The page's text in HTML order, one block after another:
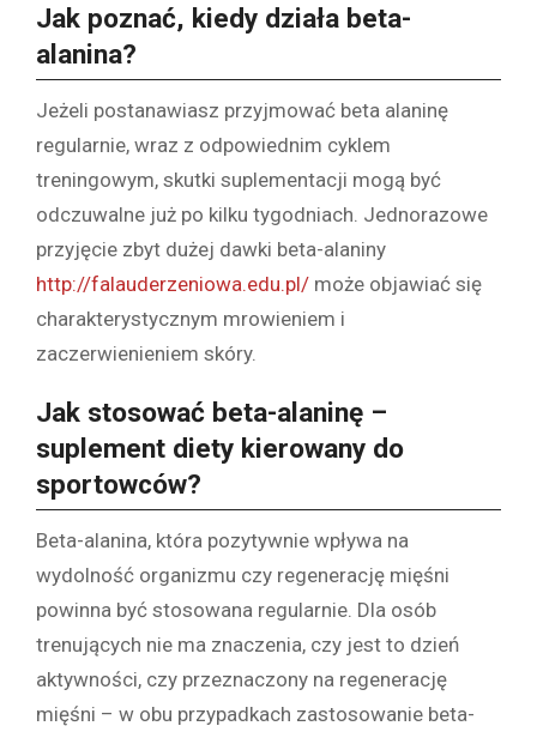
Jak poznać, kiedy działa beta-
alanina?
Jeżeli postanawiasz przyjmować beta alaninę
regularnie, wraz z odpowiednim cyklem
treningowym, skutki suplementacji mogą być
odczuwalne już po kilku tygodniach. Jednorazowe
przyjęcie zbyt dużej dawki beta-alaniny
http://falauderzeniowa.edu.pl/ może objawiać się
charakterystycznym mrowieniem i
zaczerwienieniem skóry.
Jak stosować beta-alaninę –
suplement diety kierowany do
sportowców?
Beta-alanina, która pozytywnie wpływa na
wydolność organizmu czy regenerację mięśni
powinna być stosowana regularnie. Dla osób
trenujących nie ma znaczenia, czy jest to dzień
aktywności, czy przeznaczony na regenerację
mięśni – w obu przypadkach zastosowanie beta-